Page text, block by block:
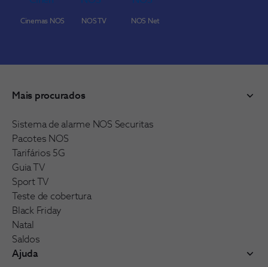
Cinemas NOS NOS TV NOS Net
Mais procurados
Sistema de alarme NOS Securitas
Pacotes NOS
Tarifários 5G
Guia TV
Sport TV
Teste de cobertura
Black Friday
Natal
Saldos
Ajuda